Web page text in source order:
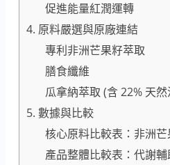
促進能量紅潤運轉
4. 原料嚴選與原廠連結
專利非洲芒果籽萃取
膳食纖維
瓜拿納萃取 (含 22% 天然
5. 數據與比較
核心原料比較表：非洲
產品整體比較表：代謝